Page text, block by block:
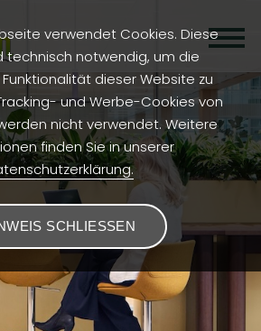
verwendet Cookies. Diese
technisch notwendig, um die
dieser Website zu
und Werbe-Cookies von
nicht verwendet. Weitere
finden Sie in unserer
SCHLIESSEN